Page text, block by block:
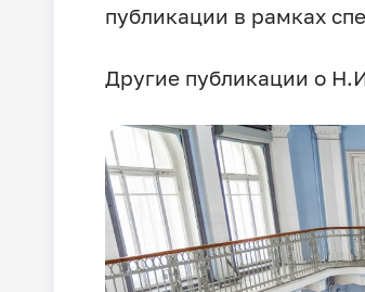
публикации в рамках
Другие публикации о